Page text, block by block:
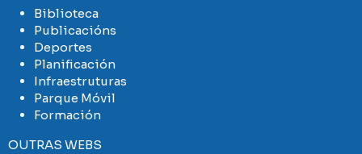
Biblioteca
Publicacións
Deportes
Planificación
Infraestruturas
Parque Móvil
Formación
OUTRAS WEBS